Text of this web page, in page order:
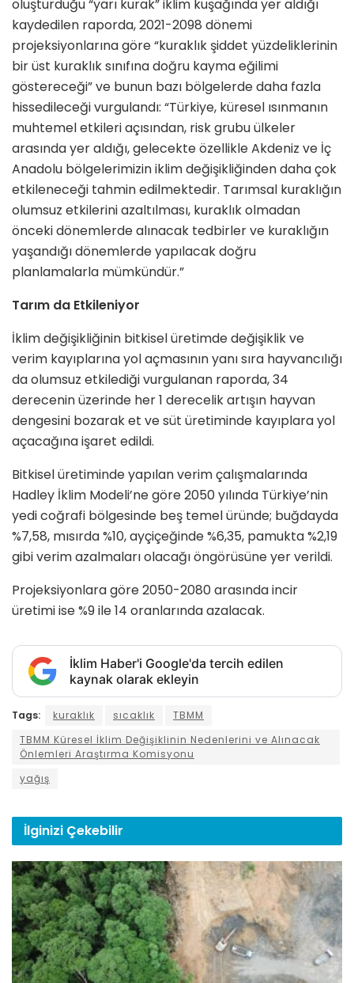
oluşturduğu “yarı kurak” iklim kuşağında yer aldığı
kaydedilen raporda, 2021-2098 dönemi
projeksiyonlarına göre “kuraklık şiddet yüzdeliklerinin
bir üst kuraklık sınıfına doğru kayma eğilimi
göstereceği” ve bunun bazı bölgelerde daha fazla
hissedileceği vurgulandı: “Türkiye, küresel ısınmanın
muhtemel etkileri açısından, risk grubu ülkeler
arasında yer aldığı, gelecekte özellikle Akdeniz ve İç
Anadolu bölgelerimizin iklim değişikliğinden daha çok
etkileneceği tahmin edilmektedir. Tarımsal kuraklığın
olumsuz etkilerini azaltılması, kuraklık olmadan
önceki dönemlerde alınacak tedbirler ve kuraklığın
yaşandığı dönemlerde yapılacak doğru
planlamalarla mümkündür.”
Tarım da Etkileniyor
İklim değişikliğinin bitkisel üretimde değişiklik ve
verim kayıplarına yol açmasının yanı sıra hayvancılığı
da olumsuz etkilediği vurgulanan raporda, 34
derecenin üzerinde her 1 derecelik artışın hayvan
dengesini bozarak et ve süt üretiminde kayıplara yol
açacağına işaret edildi.
Bitkisel üretiminde yapılan verim çalışmalarında
Hadley İklim Modeli’ne göre 2050 yılında Türkiye’nin
yedi coğrafi bölgesinde beş temel üründe; buğdayda
%7,58, mısırda %10, ayçiçeğinde %6,35, pamukta %2,19
gibi verim azalmaları olacağı öngörüsüne yer verildi.
Projeksiyonlara göre 2050-2080 arasında incir
üretimi ise %9 ile 14 oranlarında azalacak.
İklim Haber'i Google'da tercih edilen
kaynak olarak ekleyin
Tags: kuraklık sıcaklık
TBMM
TBMM Küresel İklim Değişiklinin Nedenlerini ve Alınacak
Önlemleri Araştırma Komisyonu
yağış
İlginizi Çekebilir